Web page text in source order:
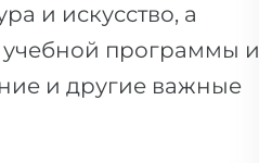
и искусство, а
учебной программы и
и другие важные